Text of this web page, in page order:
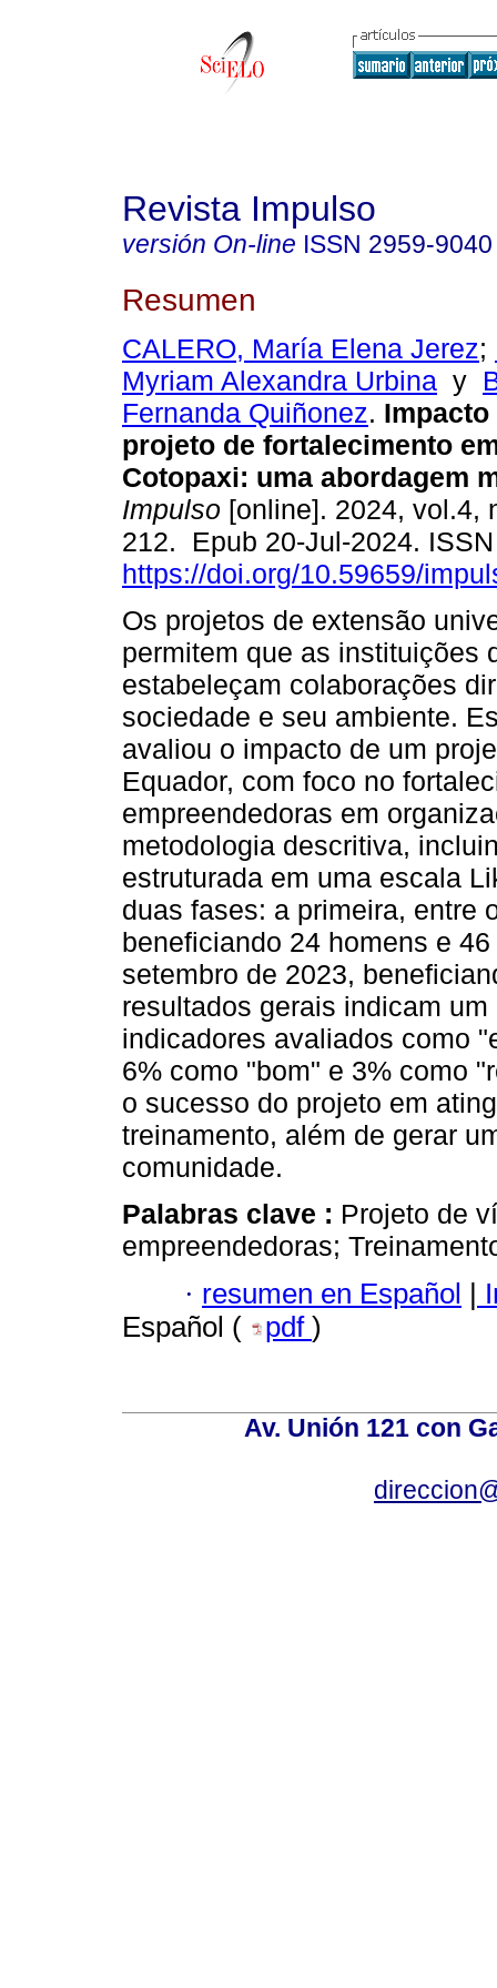
Revista Impulso
versión On-line ISSN 2959-9040
Resumen
CALERO, María Elena Jerez;
Myriam Alexandra Urbina y
Fernanda Quiñonez.
projeto de fortalecimento
Cotopaxi: uma abordagem
Impulso [online]. 2024, vol.4,
212. Epub 20-Jul-2024.
https://doi.org/10.59659/
Os projetos de extensão
permitem que as instituições
estabeleçam colaborações
sociedade e seu ambiente.
avaliou o impacto de um
Equador, com foco no
empreendedoras em
metodologia descritiva,
estruturada em uma escala
duas fases: a primeira, entre
beneficiando 24 homens e
setembro de 2023,
resultados gerais indicam
indicadores avaliados como
6% como "bom" e 3% como
o sucesso do projeto em
treinamento, além de gerar
comunidade.
Palabras clave : Projeto de
empreendedoras;
· resumen en Español |
Español (
pdf )
Av. Unión 121 con